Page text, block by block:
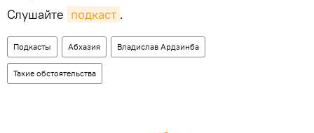
Слушайте подкаст .
Подкасты Абхазия Владислав Ардзинба
Такие обстоятельства